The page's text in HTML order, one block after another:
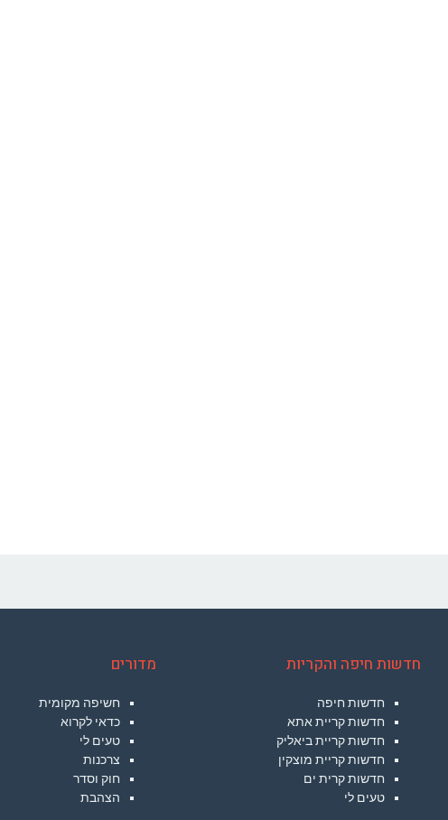
חדשות חיפה והקריות
חדשות חיפה
חדשות קריית אתא
חדשות קריית ביאליק
חדשות קריית מוצקין
חדשות קרית ים
טעים לי
מדורים
חשיפה מקומית
כדאי לקרוא
טעים לי
צרכנות
חוק וסדר
הצהבת